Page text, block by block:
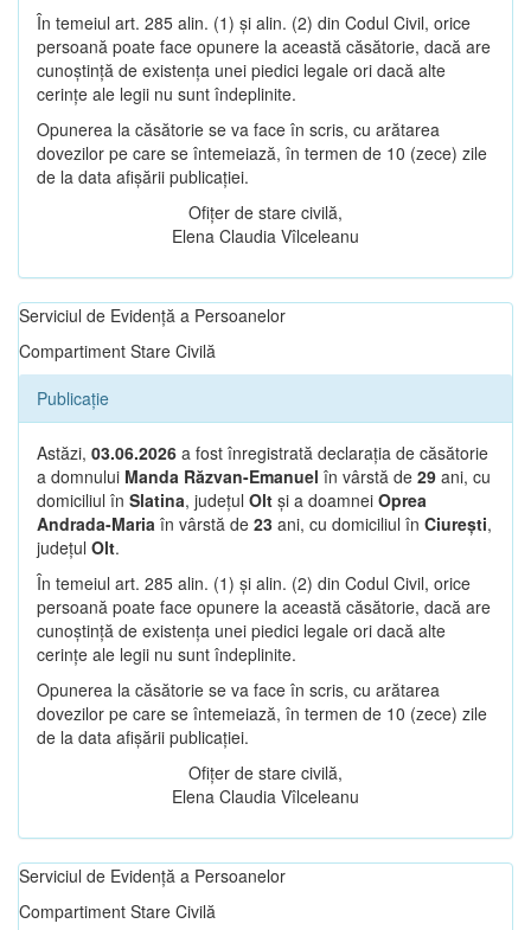
În temeiul art. 285 alin. (1) și alin. (2) din Codul Civil, orice
persoană poate face opunere la această căsătorie, dacă are
cunoștință de existența unei piedici legale ori dacă alte
cerințe ale legii nu sunt îndeplinite.
Opunerea la căsătorie se va face în scris, cu arătarea
dovezilor pe care se întemeiază, în termen de 10 (zece) zile
de la data afișării publicației.
Ofițer de stare civilă,
Elena Claudia Vîlceleanu
Serviciul de Evidență a Persoanelor
Compartiment Stare Civilă
Publicație
Astăzi, 03.06.2026 a fost înregistrată declarația de căsătorie
a domnului Manda Răzvan-Emanuel în vârstă de 29 ani, cu
domiciliul în Slatina, județul Olt și a doamnei Oprea
Andrada-Maria în vârstă de 23 ani, cu domiciliul în Ciurești,
județul Olt.
În temeiul art. 285 alin. (1) și alin. (2) din Codul Civil, orice
persoană poate face opunere la această căsătorie, dacă are
cunoștință de existența unei piedici legale ori dacă alte
cerințe ale legii nu sunt îndeplinite.
Opunerea la căsătorie se va face în scris, cu arătarea
dovezilor pe care se întemeiază, în termen de 10 (zece) zile
de la data afișării publicației.
Ofițer de stare civilă,
Elena Claudia Vîlceleanu
Serviciul de Evidență a Persoanelor
Compartiment Stare Civilă